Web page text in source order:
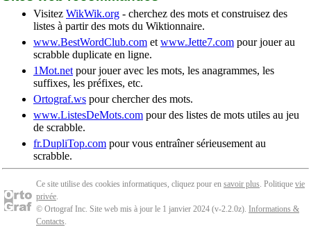
Visitez WikWik.org - cherchez des mots et construisez des
listes à partir des mots du Wiktionnaire.
www.BestWordClub.com et www.Jette7.com pour jouer au
scrabble duplicate en ligne.
1Mot.net pour jouer avec les mots, les anagrammes, les
suffixes, les préfixes, etc.
Ortograf.ws pour chercher des mots.
www.ListesDeMots.com pour des listes de mots utiles au jeu
de scrabble.
fr.DupliTop.com pour vous entraîner sérieusement au
scrabble.
Ce site utilise des cookies informatiques, cliquez pour en savoir plus. Politique vie
privée.
© Ortograf Inc. Site web mis à jour le 1 janvier 2024 (v-2.2.0z). Informations &
Contacts.